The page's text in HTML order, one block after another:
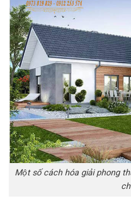
Một số cách hóa giải phong